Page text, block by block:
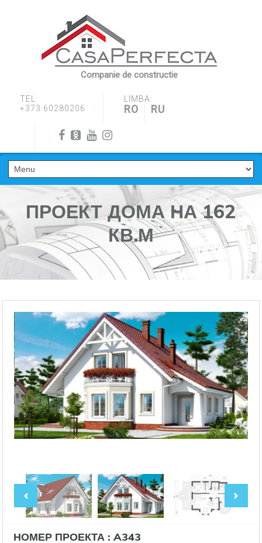
Companie de constructie
TEL
+373 60280206
LIMBA:
RO RU
ПРОЕКТ ДОМА НА 162
КВ.М
НОМЕР ПРОЕКТА : A343